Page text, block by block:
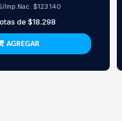
Imp.Nac. $123.140
de$18.298
AGREGAR